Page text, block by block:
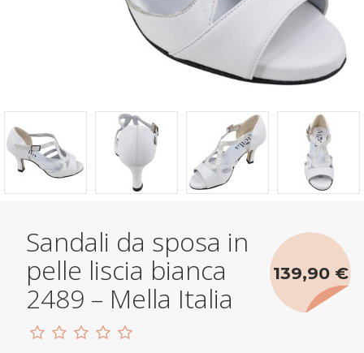
Sandali da sposa in
pelle liscia bianca
2489 – Mella Italia
139,90 €